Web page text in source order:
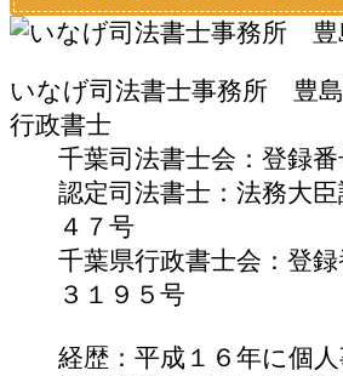
いなげ司法書士事務所 豊
行政書士
千葉司法書士会：登録
認定司法書士：法務大
４７号
千葉県行政書士会：登
３１９５号
経歴：平成１６年に個人